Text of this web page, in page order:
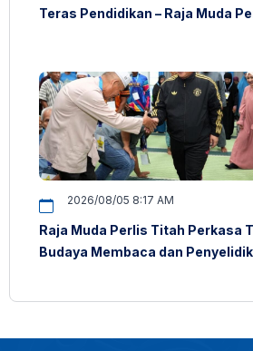
Teras Pendidikan – Raja Muda
2026/08/05 8:17 AM
Raja Muda Perlis Titah Perkasa
Budaya Membaca dan